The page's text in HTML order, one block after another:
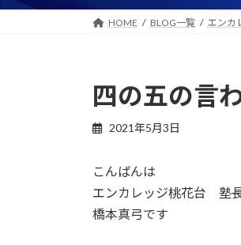
HOME BLOG一覧 エンカ
四の五の言
2021年5月3日
こんばんは
エンカレッジ桃花台 塾
橋本真弓です